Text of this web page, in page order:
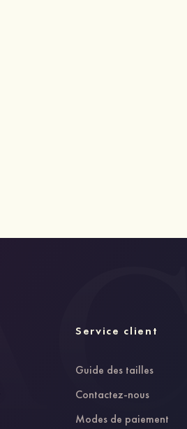
Service client
Guide des tailles
Contactez-nous
Modes de paiement